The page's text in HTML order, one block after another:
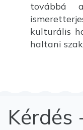
továbbá
kulturális
haltani
Kérdés